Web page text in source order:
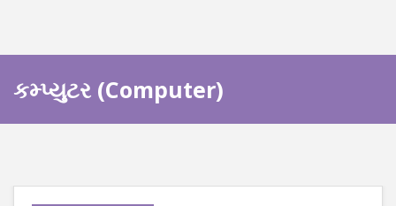
કમ્પ્યુટર (Computer)